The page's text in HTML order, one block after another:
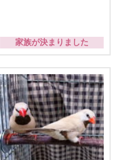
家族が決まりました